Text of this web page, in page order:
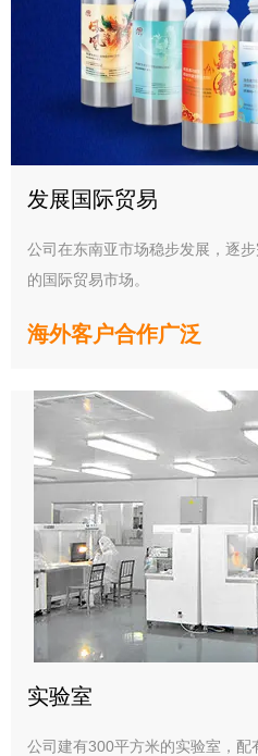
发展国际贸易
公司在东南亚市场稳步发展，逐
的国际贸易市场。
海外客户合作广泛
实验室
公司建有300平方米的实验室，